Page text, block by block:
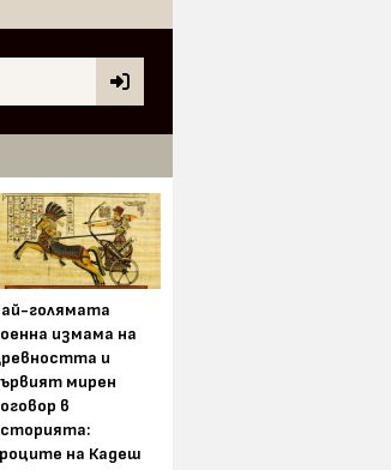
голямата
измама на
и
мирен
в
на Кадеш